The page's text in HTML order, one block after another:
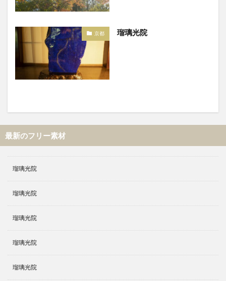
京都 瑠璃光院
最新のフリー素材
瑠璃光院
瑠璃光院
瑠璃光院
瑠璃光院
瑠璃光院